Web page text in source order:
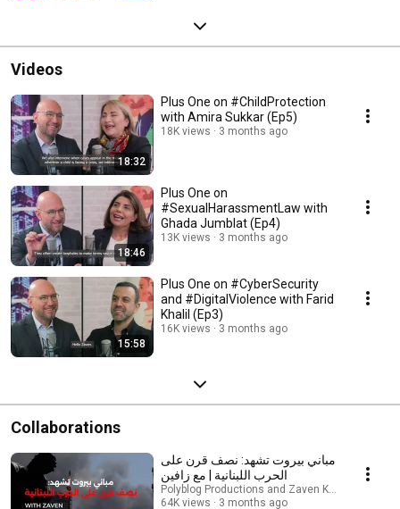
Videos
18:32
Plus One on #ChildProtection
with Amira Sukkar (Ep5)
18K views 3 months ago
18:46
Plus One on
#SexualHarassmentLaw with
Ghada Jumblat (Ep4)
13K views 3 months ago
15:58
Plus One on #CyberSecurity
and #DigitalViolence with Farid
Khalil (Ep3)
16K views 3 months ago
Collaborations
مباني بيروت تشهد: نصف قرن على
الحرب اللبنانية | مع زافين
Polyblog Productions and Zaven Kouyoumdjian
64K views
3 months ago